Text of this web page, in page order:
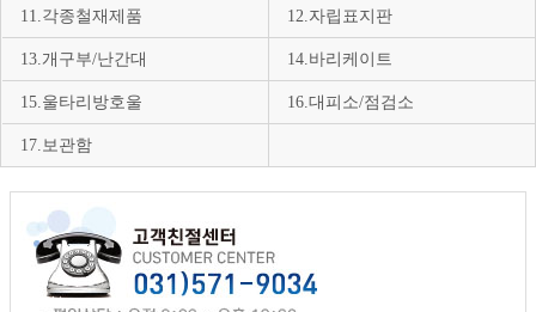
11.각종철재제품 12.자립표지판
13.개구부/난간대 14.바리케이트
15.울타리방호울 16.대피소/점검소
17.보관함